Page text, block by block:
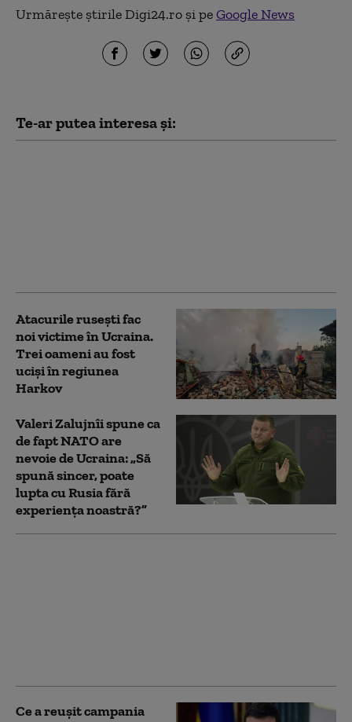
Urmărește știrile Digi24.ro și peGoogle News
Te-ar putea interesa și:
Atacurile rusești fac
noi victime în Ucraina.
Trei oameni au fost
uciși în regiunea
Harkov
Valeri Zalujnîi spune ca
de fapt NATO are
nevoie de Ucraina: „Să
spună sincer, poate
lupta cu Rusia fără
experiența noastră?”
Ce a reușit campania